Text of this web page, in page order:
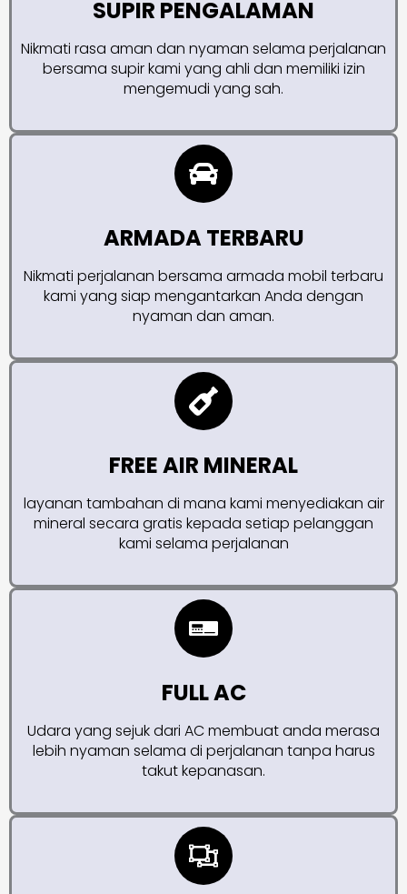
SUPIR PENGALAMAN
Nikmati rasa aman dan nyaman selama perjalanan
bersama supir kami yang ahli dan memiliki izin
mengemudi yang sah.
ARMADA TERBARU
Nikmati perjalanan bersama armada mobil terbaru
kami yang siap mengantarkan Anda dengan
nyaman dan aman.
FREE AIR MINERAL
layanan tambahan di mana kami menyediakan air
mineral secara gratis kepada setiap pelanggan
kami selama perjalanan
FULL AC
Udara yang sejuk dari AC membuat anda merasa
lebih nyaman selama di perjalanan tanpa harus
takut kepanasan.